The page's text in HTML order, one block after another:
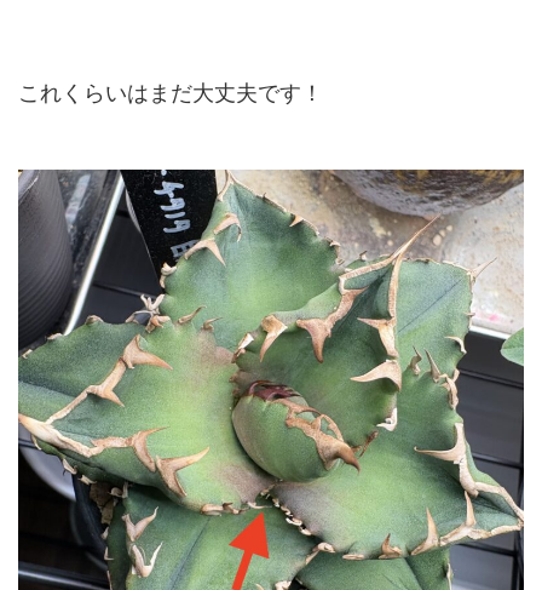
これくらいはまだ大丈夫です！